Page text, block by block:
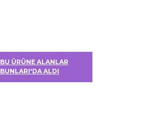
BU ÜRÜNE ALANLAR
BUNLARI'DA ALDI